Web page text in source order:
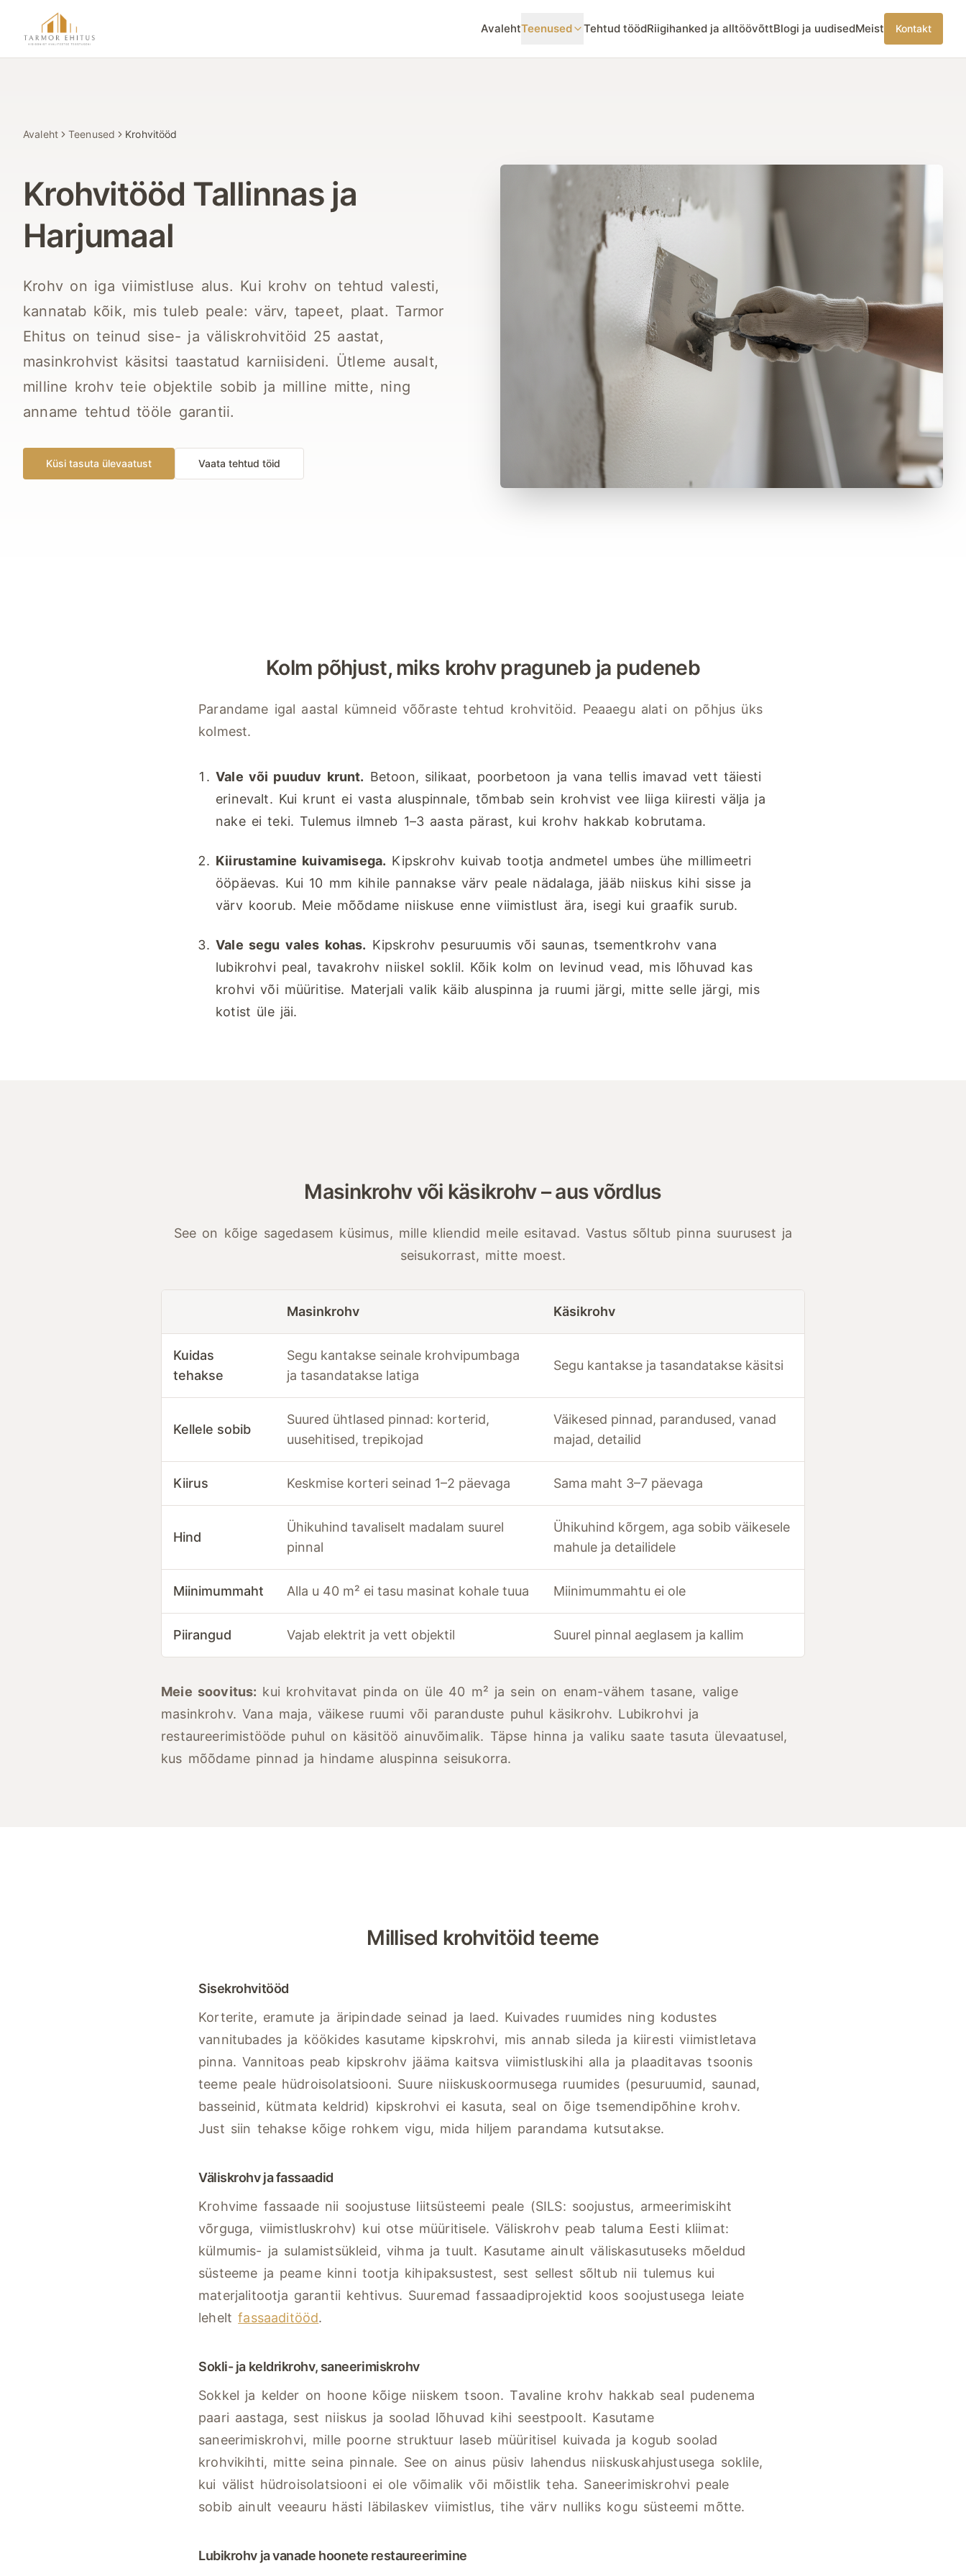
Hüppa põhisisu juurde
Tarmor Ehitus
AvalehtTeenused Tehtud töödRiigihanked ja alltöövõttBlogi ja uudisedMeist Kontakt
Avaleht Teenused Krohvitööd
Krohvitööd Tallinnas ja
Harjumaal
Krohv on iga viimistluse alus. Kui krohv on tehtud valesti,
kannatab kõik, mis tuleb peale: värv, tapeet, plaat. Tarmor
Ehitus on teinud sise- ja väliskrohvitöid 25 aastat,
masinkrohvist käsitsi taastatud karniisideni. Ütleme ausalt,
milline krohv teie objektile sobib ja milline mitte, ning
anname tehtud tööle garantii.
Küsi tasuta ülevaatust Vaata tehtud töid
Kolm põhjust, miks krohv praguneb ja pudeneb
Parandame igal aastal kümneid võõraste tehtud krohvitöid. Peaaegu alati on põhjus üks
kolmest.
Vale või puuduv krunt. Betoon, silikaat, poorbetoon ja vana tellis imavad vett täiesti
erinevalt. Kui krunt ei vasta aluspinnale, tõmbab sein krohvist vee liiga kiiresti välja ja
nake ei teki. Tulemus ilmneb 1–3 aasta pärast, kui krohv hakkab kobrutama.
Kiirustamine kuivamisega. Kipskrohv kuivab tootja andmetel umbes ühe millimeetri
ööpäevas. Kui 10 mm kihile pannakse värv peale nädalaga, jääb niiskus kihi sisse ja
värv koorub. Meie mõõdame niiskuse enne viimistlust ära, isegi kui graafik surub.
Vale segu vales kohas. Kipskrohv pesuruumis või saunas, tsementkrohv vana
lubikrohvi peal, tavakrohv niiskel soklil. Kõik kolm on levinud vead, mis lõhuvad kas
krohvi või müüritise. Materjali valik käib aluspinna ja ruumi järgi, mitte selle järgi, mis
kotist üle jäi.
Masinkrohv või käsikrohv – aus võrdlus
See on kõige sagedasem küsimus, mille kliendid meile esitavad. Vastus sõltub pinna suurusest ja
seisukorrast, mitte moest.
Masinkrohv Käsikrohv
Kuidas
tehakse
Segu kantakse seinale krohvipumbaga
ja tasandatakse latiga
Segu kantakse ja tasandatakse käsitsi
Kellele sobib
Suured ühtlased pinnad: korterid,
uusehitised, trepikojad
Väikesed pinnad, parandused, vanad
majad, detailid
Kiirus Keskmise korteri seinad 1–2 päevaga Sama maht 3–7 päevaga
Hind
Ühikuhind tavaliselt madalam suurel
pinnal
Ühikuhind kõrgem, aga sobib väikesele
mahule ja detailidele
Miinimummaht Alla u 40 m² ei tasu masinat kohale tuua Miinimummahtu ei ole
Piirangud Vajab elektrit ja vett objektil Suurel pinnal aeglasem ja kallim
Meie soovitus: kui krohvitavat pinda on üle 40 m² ja sein on enam-vähem tasane, valige
masinkrohv. Vana maja, väikese ruumi või paranduste puhul käsikrohv. Lubikrohvi ja
restaureerimistööde puhul on käsitöö ainuvõimalik. Täpse hinna ja valiku saate tasuta ülevaatusel,
kus mõõdame pinnad ja hindame aluspinna seisukorra.
Millised krohvitöid teeme
Sisekrohvitööd
Korterite, eramute ja äripindade seinad ja laed. Kuivades ruumides ning kodustes
vannitubades ja köökides kasutame kipskrohvi, mis annab sileda ja kiiresti viimistletava
pinna. Vannitoas peab kipskrohv jääma kaitsva viimistluskihi alla ja plaaditavas tsoonis
teeme peale hüdroisolatsiooni. Suure niiskuskoormusega ruumides (pesuruumid, saunad,
basseinid, kütmata keldrid) kipskrohvi ei kasuta, seal on õige tsemendipõhine krohv.
Just siin tehakse kõige rohkem vigu, mida hiljem parandama kutsutakse.
Väliskrohv ja fassaadid
Krohvime fassaade nii soojustuse liitsüsteemi peale (SILS: soojustus, armeerimiskiht
võrguga, viimistluskrohv) kui otse müüritisele. Väliskrohv peab taluma Eesti kliimat:
külmumis- ja sulamistsükleid, vihma ja tuult. Kasutame ainult väliskasutuseks mõeldud
süsteeme ja peame kinni tootja kihipaksustest, sest sellest sõltub nii tulemus kui
materjalitootja garantii kehtivus. Suuremad fassaadiprojektid koos soojustusega leiate
lehelt fassaaditööd.
Sokli- ja keldrikrohv, saneerimiskrohv
Sokkel ja kelder on hoone kõige niiskem tsoon. Tavaline krohv hakkab seal pudenema
paari aastaga, sest niiskus ja soolad lõhuvad kihi seestpoolt. Kasutame
saneerimiskrohvi, mille poorne struktuur laseb müüritisel kuivada ja kogub soolad
krohvikihti, mitte seina pinnale. See on ainus püsiv lahendus niiskuskahjustusega soklile,
kui välist hüdroisolatsiooni ei ole võimalik või mõistlik teha. Saneerimiskrohvi peale
sobib ainult veeauru hästi läbilaskev viimistlus, tihe värv nulliks kogu süsteemi mõtte.
Lubikrohv ja vanade hoonete restaureerimine